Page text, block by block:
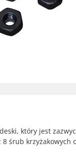
który jest
śrub